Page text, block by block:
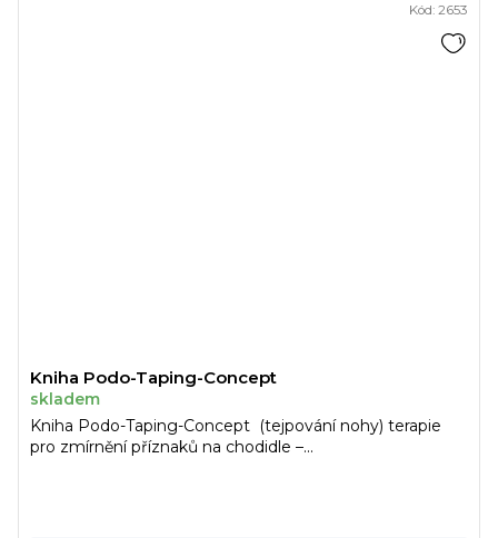
Kniha Podo-Taping-Concept
skladem
Kniha Podo-Taping-Concept (tejpování nohy) terapie
pro zmírnění příznaků na chodidle –...
Kód: 2653